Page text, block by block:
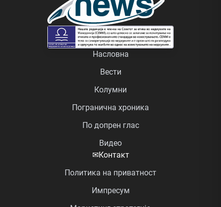
Насловна
Вести
Колумни
Погранична хроника
По допрен глас
Видео
✉Контакт
Политика на приватност
Импресум